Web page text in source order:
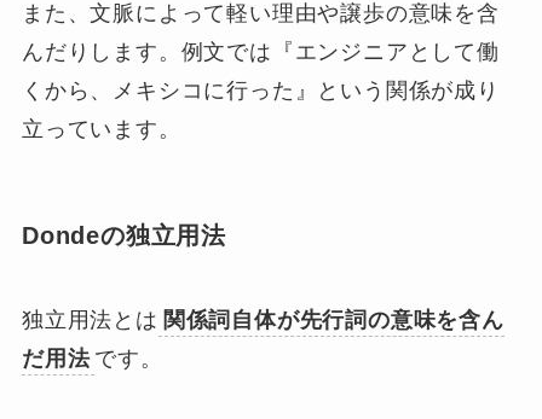
また、文脈によって軽い理由や譲歩の意味を含
んだりします。例文では『エンジニアとして働
くから、メキシコに行った』という関係が成り
立っています。
Dondeの独立用法
独立用法とは 関係詞自体が先行詞の意味を含ん
だ用法 です。